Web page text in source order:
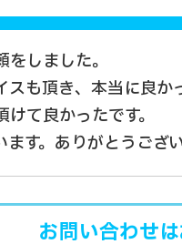
しました。
も頂き、本当に良か
て良かったです。
す。ありがとうござ
お問い合わせ